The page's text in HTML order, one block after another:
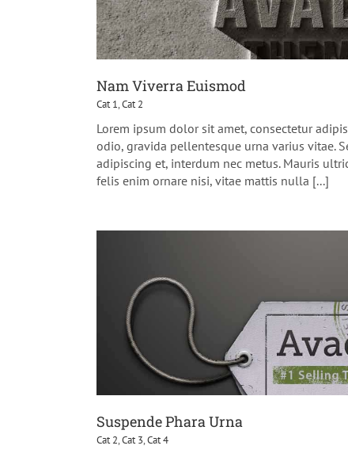
Nam Viverra Euismod
Cat 1,Cat 2
Lorem ipsum dolor sit amet, consectetur
odio, gravida pellentesque urna varius vitae.
adipiscing et, interdum nec metus. Mauris
felis enim ornare nisi, vitae mattis nulla [...]
Suspende Phara Urna
Cat 2,Cat 3,Cat 4